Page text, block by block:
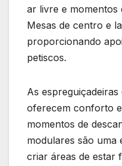
ar livre e momentos
Mesas de centro e
proporcionando
petiscos.
As
oferecem conforto
momentos de
modulares são uma
criar áreas de estar